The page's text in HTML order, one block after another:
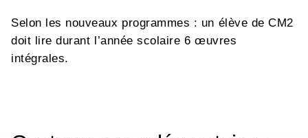
Selon les nouveaux programmes : un élève de CM2
doit lire durant l’année scolaire 6 œuvres
intégrales.